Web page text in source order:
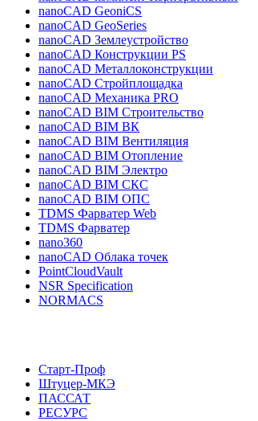
nanoCAD GeoniCS
nanoCAD GeoSeries
nanoCAD Землеустройство
nanoCAD Конструкции PS
nanoCAD Металлоконструкции
nanoCAD Стройплощадка
nanoCAD Механика PRO
nanoCAD BIM Строительство
nanoCAD BIM ВК
nanoCAD BIM Вентиляция
nanoCAD BIM Отопление
nanoCAD BIM Электро
nanoCAD BIM СКС
nanoCAD BIM ОПС
TDMS Фарватер Web
TDMS Фарватер
nano360
nanoCAD Облака точек
PointCloudVault
NSR Specification
NORMACS
Старт-Проф
Штуцер-МКЭ
ПАССАТ
РЕСУРС